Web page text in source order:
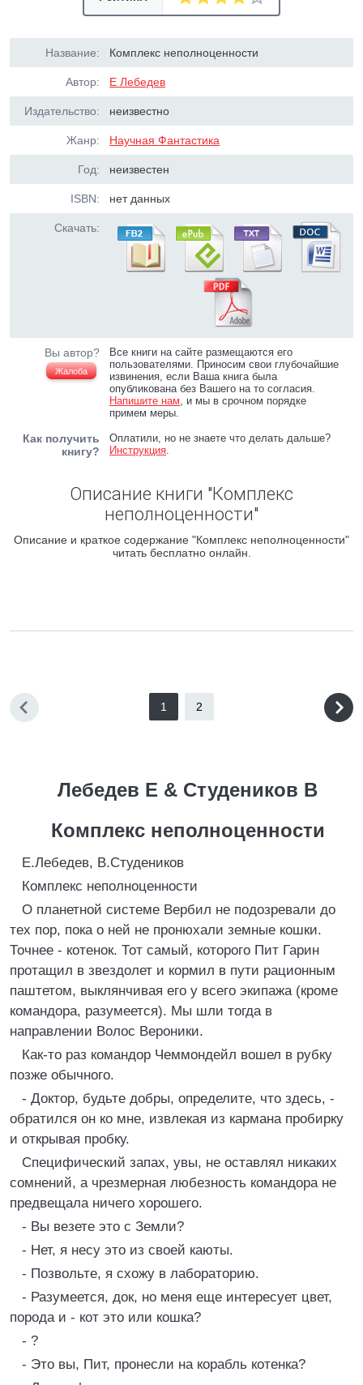
Название: Комплекс неполноценности
Автор: Е Лебедев
Издательство: неизвестно
Жанр: Научная Фантастика
Год: неизвестен
ISBN: нет данных
Скачать:
Вы автор?
Жалоба
Все книги на сайте размещаются его
пользователями. Приносим свои глубочайшие
извинения, если Ваша книга была
опубликована без Вашего на то согласия.
Напишите нам, и мы в срочном порядке
примем меры.
Как получить
книгу?
Оплатили, но не знаете что делать дальше?
Инструкция.
Описание книги "Комплекс
неполноценности"
Описание и краткое содержание "Комплекс неполноценности"
читать бесплатно онлайн.
1 2
Лебедев Е & Студеников В
Комплекс неполноценности
Е.Лебедев, В.Студеников
Комплекс неполноценности
О планетной системе Вербил не подозревали до
тех пор, пока о ней не пронюхали земные кошки.
Точнее - котенок. Тот самый, которого Пит Гарин
протащил в звездолет и кормил в пути рационным
паштетом, выклянчивая его у всего экипажа (кроме
командора, разумеется). Мы шли тогда в
направлении Волос Вероники.
Как-то раз командор Чеммондейл вошел в рубку
позже обычного.
- Доктор, будьте добры, определите, что здесь, -
обратился он ко мне, извлекая из кармана пробирку
и открывая пробку.
Специфический запах, увы, не оставлял никаких
сомнений, а чрезмерная любезность командора не
предвещала ничего хорошего.
- Вы везете это с Земли?
- Нет, я несу это из своей каюты.
- Позвольте, я схожу в лабораторию.
- Разумеется, док, но меня еще интересует цвет,
порода и - кот это или кошка?
- ?
- Это вы, Пит, пронесли на корабль котенка?